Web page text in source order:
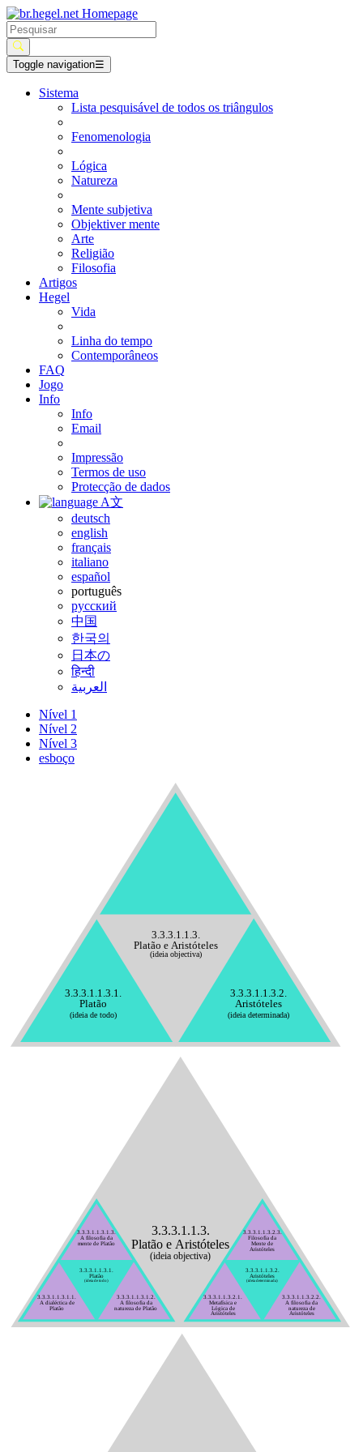
Toggle navigation☰
Sistema
Lista pesquisável de todos os triângulos
Fenomenologia
Lógica
Natureza
Mente subjetiva
Objektiver mente
Arte
Religião
Filosofia
Artigos
Hegel
Vida
Linha do tempo
Contemporâneos
FAQ
Jogo
Info
Info
Email
Impressão
Termos de uso
Protecção de dados
A文
deutsch
english
français
italiano
español
português
русский
中国
한국의
日本の
हिन्दी
العربية
Nível 1
Nível 2
Nível 3
esboço
3.3.3.1.1.3.
Platão e Aristóteles
(ideia objectiva)
3.3.3.1.1.3.1.
Platão
(ideia de todo)
3.3.3.1.1.3.2.
Aristóteles
(ideia determinada)
3.3.3.1.1.3.
Platão e Aristóteles
(ideia objectiva)
3.3.3.1.1.3.1.
Platão
(ideia de todo)
3.3.3.1.1.3.1.1.
A dialéctica de
Platão
3.3.3.1.1.3.1.2.
A filosofia da
natureza de Platão
3.3.3.1.1.3.1.3.
A filosofia da
mente de Platão
3.3.3.1.1.3.2.
Aristóteles
(ideia determinada)
3.3.3.1.1.3.2.1.
Metafísica e
Lógica de
Aristóteles
3.3.3.1.1.3.2.2.
A filosofia da
natureza de
Aristóteles
3.3.3.1.1.3.2.3.
Filosofia da
Mente de
Aristóteles